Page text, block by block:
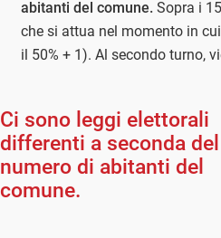
abitanti del comune. Sopra i
che si attua nel momento in
il 50% + 1). Al secondo turno,
Ci sono leggi elettorali
differenti a seconda del
numero di abitanti del
comune.